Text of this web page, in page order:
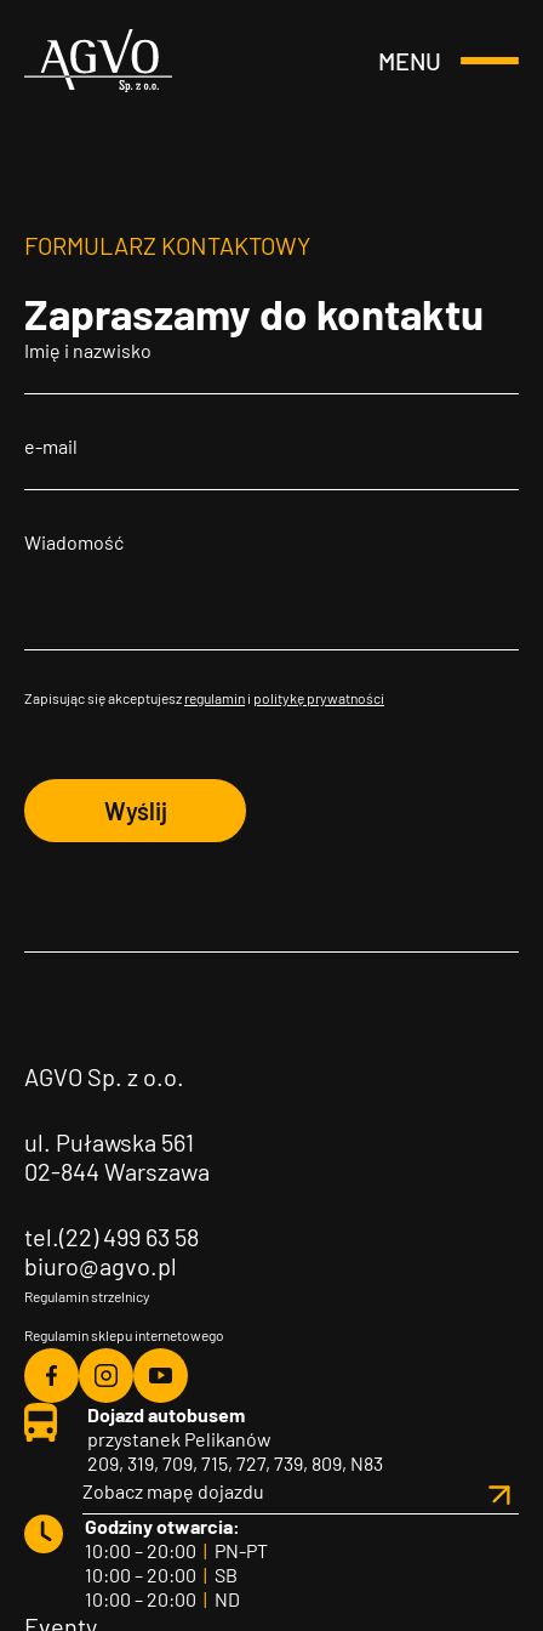
Header
MENU
Otwórz
FORMULARZ KONTAKTOWY
Zapraszamy do kontaktu
Zapisując się akceptujesz regulamin i politykę prywatności
Wyślij
AGVO Sp. z o.o.
ul. Puławska 561
02-844 Warszawa
tel.(22) 499 63 58
biuro@agvo.pl
Regulamin strzelnicy
Regulamin sklepu internetowego
Agvo
Facebook
Agvo
Instagram
Agvo
YouTube
Dojazd autobusem
przystanek Pelikanów
209, 319, 709, 715, 727, 739, 809, N83
Zobacz mapę dojazdu
Godziny otwarcia:
10:00 – 20:00 | PN-PT
10:00 – 20:00 | SB
10:00 – 20:00 | ND